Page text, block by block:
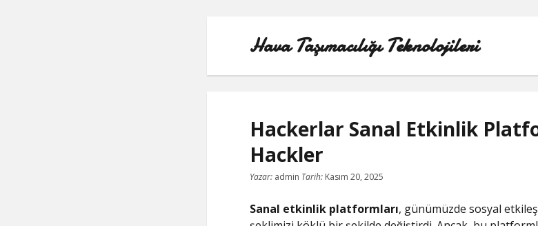
Hava Taşımacılığı Teknolojileri
SAYFA LISTESI
Hackerlar Sanal Etkinlik
Hackler
Yazar:admin Tarih: Kasım 20, 2025
Sanal etkinlik platformları, günümüzde sosyal